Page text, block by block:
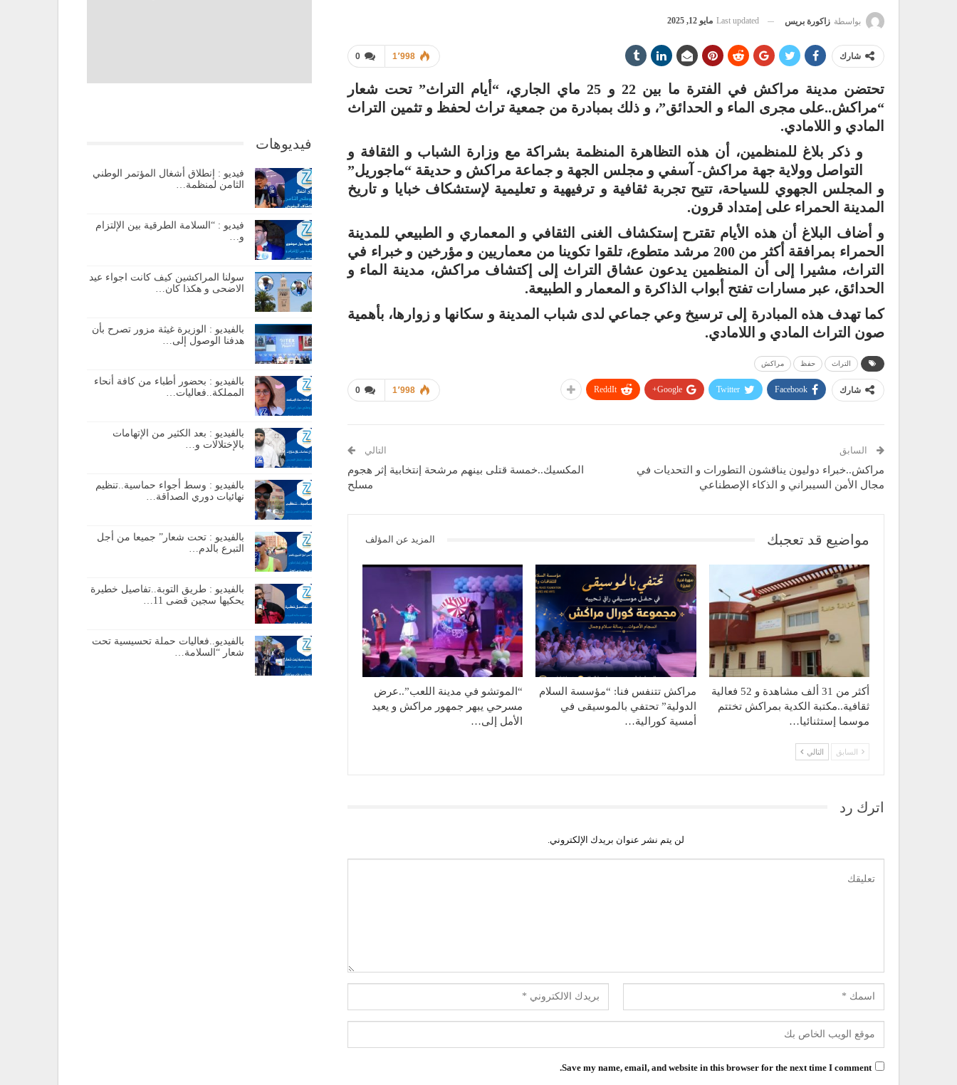
بواسطة زاكورة بريس Last updated مايو 12, 2025
0 1٬998 شارك
تحتضن مدينة مراكش في الفترة ما بين 22 و 25 ماي الجاري، “أيام التراث” تحت شعار
“مراكش..على مجرى الماء و الحدائق”، و ذلك بمبادرة من جمعية تراث لحفظ و تثمين التراث
المادي و اللامادي.
و ذكر بلاغ للمنظمين، أن هذه التظاهرة المنظمة بشراكة مع وزارة الشباب و الثقافة و
التواصل وولاية جهة مراكش- آسفي و مجلس الجهة و جماعة مراكش و حديقة “ماجوريل”
و المجلس الجهوي للسياحة، تتيح تجربة ثقافية و ترفيهية و تعليمية لإستشكاف خبايا و تاريخ
المدينة الحمراء على إمتداد قرون.
و أضاف البلاغ أن هذه الأيام تقترح إستكشاف الغنى الثقافي و المعماري و الطبيعي للمدينة
الحمراء بمرافقة أكثر من 200 مرشد متطوع، تلقوا تكوينا من معماريين و مؤرخين و خبراء في
التراث، مشيرا إلى أن المنظمين يدعون عشاق التراث إلى إكتشاف مراكش، مدينة الماء و
الحدائق، عبر مسارات تفتح أبواب الذاكرة و المعمار و الطبيعة.
كما تهدف هذه المبادرة إلى ترسيخ وعي جماعي لدى شباب المدينة و سكانها و زوارها، بأهمية
صون التراث المادي و اللامادي.
التراث حفظ مراكش
0 1٬998 شارك Facebook
Twitter
Google+
ReddIt
السابق
مراكش..خبراء دوليون يناقشون التطورات و التحديات في
مجال الأمن السيبراني و الذكاء الإصطناعي
التالي
المكسيك..خمسة قتلى بينهم مرشحة إنتخابية إثر هجوم
مسلح
مواضيع قد تعجبك المزيد عن المؤلف
أكثر من 31 ألف مشاهدة و 52 فعالية
ثقافية..مكتبة الكدية بمراكش تختتم
موسما إستثنائيا…
مراكش تتنفس فنا: “مؤسسة السلام
الدولية” تحتفي بالموسيقى في
أمسية كورالية…
“الموتشو في مدينة اللعب”..عرض
مسرحي يبهر جمهور مراكش و يعيد
الأمل إلى…
السابق التالي
اترك رد
لن يتم نشر عنوان بريدك الإلكتروني.
Save my name, email, and website in this browser for the next time I comment.
فيديوهات
فيديو : إنطلاق أشغال المؤتمر الوطني
الثامن لمنظمة…
فيديو : “السلامة الطرقية بين الإلتزام
و…
سولنا المراكشين كيف كانت اجواء عيد
الاضحى و هكذا كان…
بالفيديو : الوزيرة غيثة مزور تصرح بأن
هدفنا الوصول إلى…
بالفيديو : بحضور أطباء من كافة أنحاء
المملكة..فعاليات…
بالفيديو : بعد الكثير من الإتهامات
بالإختلالات و…
بالفيديو : وسط أجواء حماسية..تنظيم
نهائيات دوري الصداقة…
بالفيديو : تحت شعار” جميعا من أجل
التبرع بالدم…
بالفيديو : طريق التوبة..تفاصيل خطيرة
يحكيها سجين قضى 11…
بالفيديو..فعاليات حملة تحسيسية تحت
شعار “السلامة…